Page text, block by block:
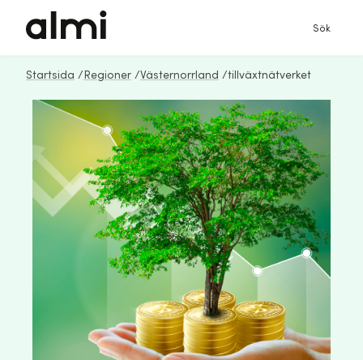
Sök
Startsida / Regioner /Västernorrland /tillväxtnätverket